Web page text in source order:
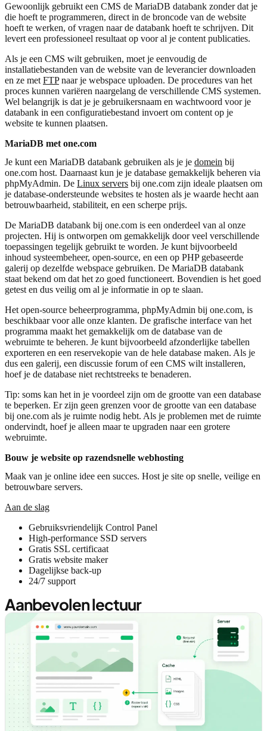
Gewoonlijk gebruikt een CMS de MariaDB databank zonder dat je
die hoeft te programmeren, direct in de broncode van de website
hoeft te werken, of vragen naar de databank hoeft te schrijven. Dit
levert een professioneel resultaat op voor al je content publicaties.
Als je een CMS wilt gebruiken, moet je eenvoudig de
installatiebestanden van de website van de leverancier downloaden
en ze met FTPnaar je webspace uploaden. De procedures van het
proces kunnen variëren naargelang de verschillende CMS systemen.
Wel belangrijk is dat je je gebruikersnaam en wachtwoord voor je
databank in een configuratiebestand invoert om content op je
website te kunnen plaatsen.
MariaDB met one.com
Je kunt een MariaDB databank gebruiken als je je domein bij
one.com host. Daarnaast kun je je database gemakkelijk beheren via
phpMyAdmin. De Linux servers bij one.com zijn ideale plaatsen om
je database-ondersteunde websites te hosten als je waarde hecht aan
betrouwbaarheid, stabiliteit, en een scherpe prijs.
De MariaDB databank bij one.com is een onderdeel van al onze
projecten. Hij is ontworpen om gemakkelijk door veel verschillende
toepassingen tegelijk gebruikt te worden. Je kunt bijvoorbeeld
inhoud systeembeheer, open-source, en een op PHP gebaseerde
galerij op dezelfde webspace gebruiken. De MariaDB databank
staat bekend om dat het zo goed functioneert. Bovendien is het goed
getest en dus veilig om al je informatie in op te slaan.
Het open-source beheerprogramma, phpMyAdmin bij one.com, is
beschikbaar voor alle onze klanten. De grafische interface van het
programma maakt het gemakkelijk om de database van de
webruimte te beheren. Je kunt bijvoorbeeld afzonderlijke tabellen
exporteren en een reservekopie van de hele database maken. Als je
dus een galerij, een discussie forum of een CMS wilt installeren,
hoef je de database niet rechtstreeks te benaderen.
Tip: soms kan het in je voordeel zijn om de grootte van een database
te beperken. Er zijn geen grenzen voor de grootte van een database
bij one.com als je ruimte nodig hebt. Als je problemen met de ruimte
ondervindt, hoef je alleen maar te upgraden naar een grotere
webruimte.
Bouw je website op razendsnelle webhosting
Maak van je online idee een succes. Host je site op snelle, veilige en
betrouwbare servers.
Aan de slag
Gebruiksvriendelijk Control Panel
High-performance SSD servers
Gratis SSL certificaat
Gratis website maker
Dagelijkse back-up
24/7 support
Aanbevolen lectuur